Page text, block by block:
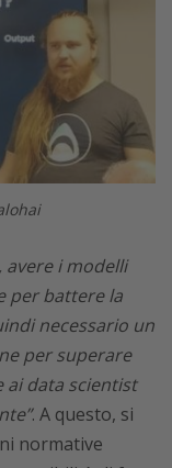
avere i modelli
per battere la
necessario un
per superare
ai data scientist
. A questo, si
normative